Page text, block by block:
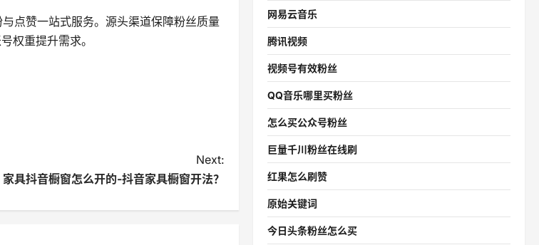
点赞一站式服务。源头渠道保障粉丝质量
权重提升需求。
Next:
家具抖音橱窗怎么开的-抖音家具橱窗开法？
网易云音乐
腾讯视频
视频号有效粉丝
QQ音乐哪里买粉丝
怎么买公众号粉丝
巨量千川粉丝在线刷
红果怎么刷赞
原始关键词
今日头条粉丝怎么买